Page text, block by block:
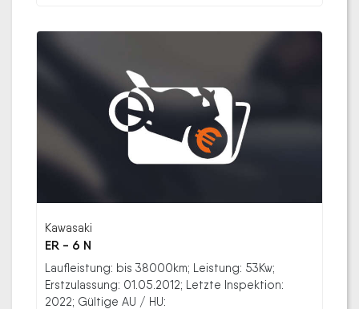
Kawasaki
ER - 6 N
Laufleistung: bis 38000km; Leistung: 53Kw;
Erstzulassung: 01.05.2012; Letzte Inspektion:
2022; Gültige AU / HU: